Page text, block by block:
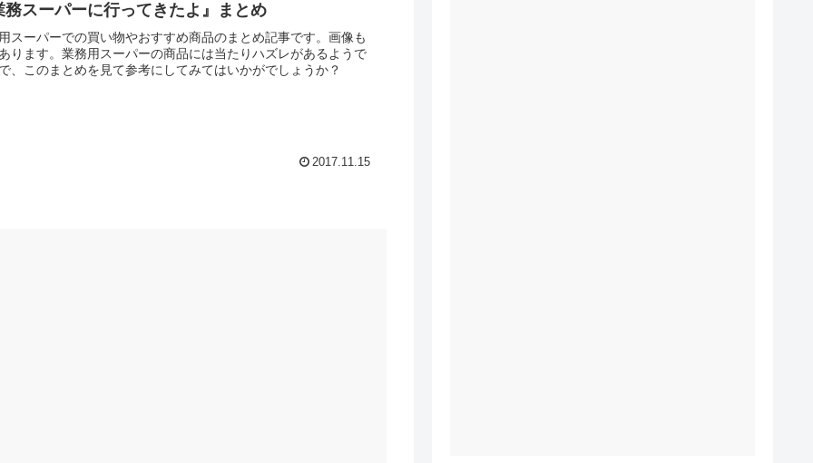
務スーパーに行ってきたよ』まとめ
スーパーでの買い物やおすすめ商品のまとめ記事です。画像も
ります。業務用スーパーの商品には当たりハズレがあるようで
、このまとめを見て参考にしてみてはいかがでしょうか？
2017.11.15